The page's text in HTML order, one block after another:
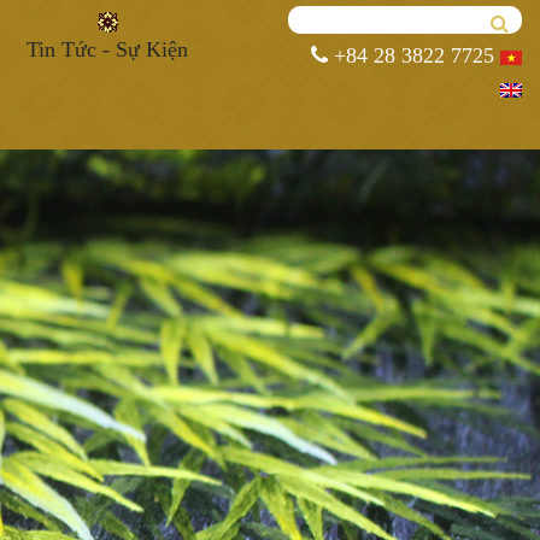
Tin Tức - Sự Kiện +84 28 3822 7725